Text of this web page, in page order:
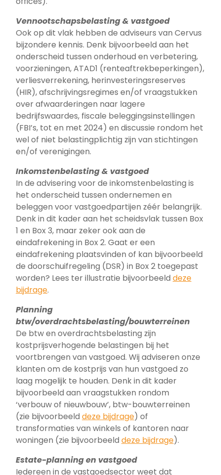
Vennootschapsbelasting & vastgoed
Ook op dit vlak hebben de adviseurs van Cervus
bijzondere kennis. Denk bijvoorbeeld aan het
onderscheid tussen onderhoud en verbetering,
voorzieningen, ATAD1 (renteaftrekbeperkingen),
verliesverrekening, herinvesteringsreserves
(HIR), afschrijvingsregimes en/of vraagstukken
over afwaarderingen naar lagere
bedrijfswaardes, fiscale beleggingsinstellingen
(FBI’s, tot en met 2024) en discussie rondom het
wel of niet belastingplichtig zijn van stichtingen
en/of verenigingen.
Inkomstenbelasting & vastgoed
In de advisering voor de inkomstenbelasting is
het onderscheid tussen ondernemen en
beleggen voor vastgoedpartijen zéér belangrijk.
Denk in dit kader aan het scheidsvlak tussen Box
1 en Box 3, maar zeker ook aan de
eindafrekening in Box 2. Gaat er een
eindafrekening plaatsvinden of kan bijvoorbeeld
de doorschuifregeling (DSR) in Box 2 toegepast
worden? Lees ter illustratie bijvoorbeeld deze
bijdrage.
Planning
btw/overdrachtsbelasting/bouwterreinen
De btw en overdrachtsbelasting zijn
kostprijsverhogende belastingen bij het
voortbrengen van vastgoed. Wij adviseren onze
klanten om de kostprijs van hun vastgoed zo
laag mogelijk te houden. Denk in dit kader
bijvoorbeeld aan vraagstukken rondom
‘verbouw of nieuwbouw’, btw-bouwterreinen
(zie bijvoorbeeld deze bijdrage) of
transformaties van winkels of kantoren naar
woningen (zie bijvoorbeeld deze bijdrage).
Estate-planning en vastgoed
Iedereen in de vastgoedsector weet dat